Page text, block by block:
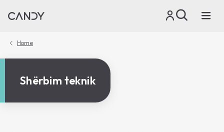
Home
Shërbim teknik